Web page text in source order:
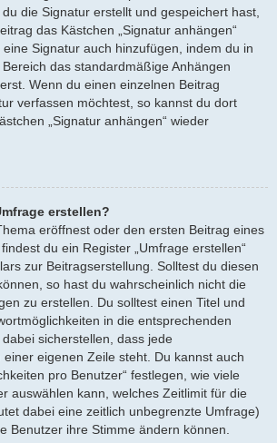
die Signatur erstellt und gespeichert hast,
das Kästchen „Signatur anhängen“
Signatur auch hinzufügen, indem du in
das standardmäßige Anhängen
Wenn du einen einzelnen Beitrag
verfassen möchtest, so kannst du dort
„Signatur anhängen“ wieder
erstellen?
eröffnest oder den ersten Beitrag eines
du ein Register „Umfrage erstellen“
zur Beitragserstellung. Solltest du diesen
so hast du wahrscheinlich nicht die
zu erstellen. Du solltest einen Titel und
in die entsprechenden
sicherstellen, dass jede
eigenen Zeile steht. Du kannst auch
pro Benutzer“ festlegen, wie viele
auswählen kann, welches Zeitlimit für die
dabei eine zeitlich unbegrenzte Umfrage)
Benutzer ihre Stimme ändern können.